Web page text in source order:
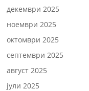
декември 2025
ноември 2025
октомври 2025
септември 2025
август 2025
јули 2025